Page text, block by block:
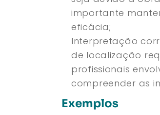
importante
eficácia;
Interpretação
de localização
profissionais
compreender as
Exemplos